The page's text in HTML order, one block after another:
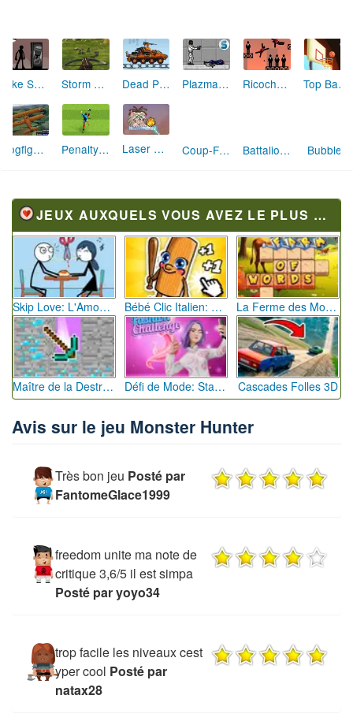
Mike Shadow Storm Ops 3 Dead Paradise 2 Plazma Burst Ricochet Kills 2 Top Basketball
Dogfight Simulation Penalty Shootout 2010 Laser Cannon 2 BubbleZ
JEUX AUXQUELS VOUS AVEZ LE PLUS JOUÉ
Cascades Folles 3D
Avis sur le jeu Monster Hunter
Très bon jeu Posté par
FantomeGlace1999
freedom unite ma note de
critique 3,6/5 il est simpa
Posté par yoyo34
trop facile les niveaux cest
yper cool Posté par
natax28